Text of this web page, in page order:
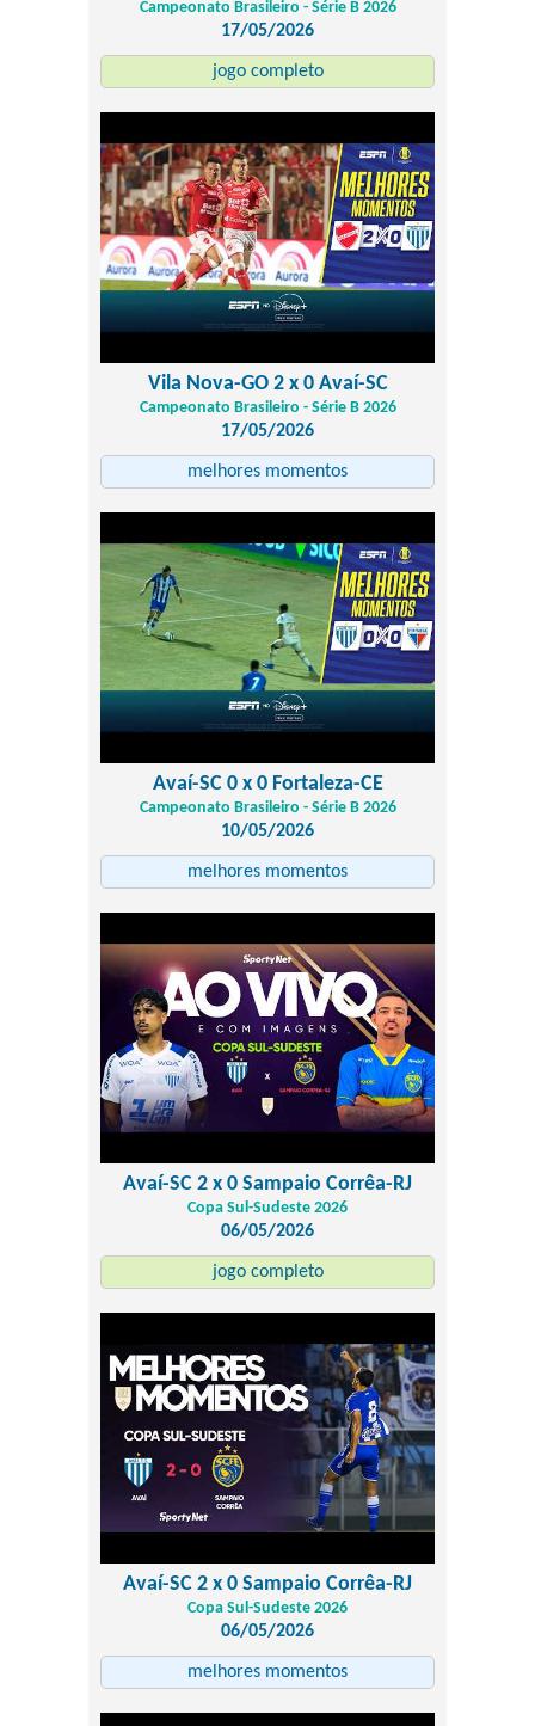
Campeonato Brasileiro - Série B 2026
17/05/2026
jogo completo
Vila Nova-GO 2 x 0 Avaí-SC
Campeonato Brasileiro - Série B 2026
17/05/2026
melhores momentos
Avaí-SC 0 x 0 Fortaleza-CE
Campeonato Brasileiro - Série B 2026
10/05/2026
melhores momentos
Avaí-SC 2 x 0 Sampaio Corrêa-RJ
Copa Sul-Sudeste 2026
06/05/2026
jogo completo
Avaí-SC 2 x 0 Sampaio Corrêa-RJ
Copa Sul-Sudeste 2026
06/05/2026
melhores momentos